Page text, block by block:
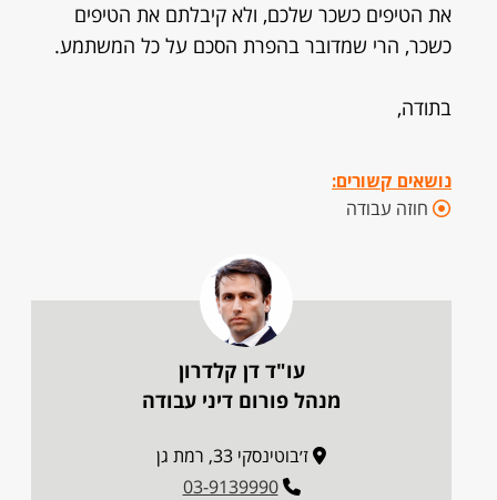
את הטיפים כשכר שלכם, ולא קיבלתם את הטיפים
כשכר, הרי שמדובר בהפרת הסכם על כל המשתמע.
בתודה,
נושאים קשורים:
חוזה עבודה
עו"ד דן קלדרון
מנהל פורום דיני עבודה
ז׳בוטינסקי 33, רמת גן
03-9139990